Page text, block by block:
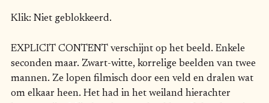
Klik: Niet geblokkeerd.
EXPLICIT CONTENT verschijnt op het beeld. Enkele
seconden maar. Zwart-witte, korrelige beelden van twee
mannen. Ze lopen filmisch door een veld en dralen wat
om elkaar heen. Het had in het weiland hierachter